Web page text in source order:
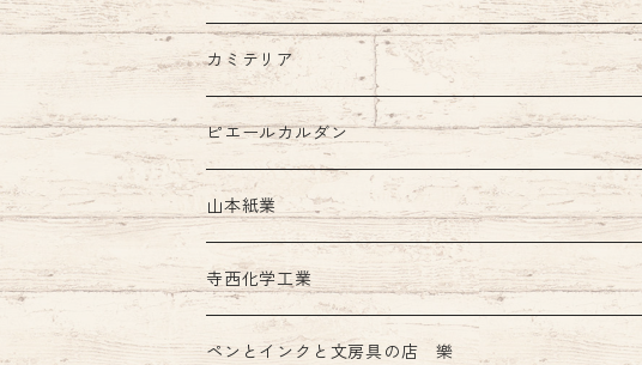
カミテリア
ピエールカルダン
インク
ガラスペン
山本紙業
寺西化学工業
ペンとインクと文房具の店 樂